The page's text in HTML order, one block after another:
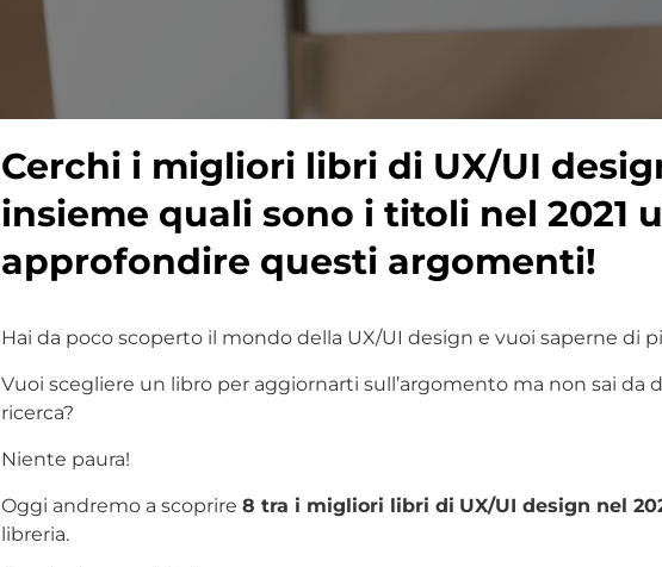
Cerchi i migliori libri di UX/UI
insieme quali sono i titoli nel 2021
approfondire questi argomenti!
Hai da poco scoperto il mondo della UX/UI design e vuoi saperne di
Vuoi scegliere un libro per aggiornarti sull’argomento ma non sai da
ricerca?
Niente paura!
Oggi andremo a scoprire 8 tra i migliori libri di UX/UI design nel
libreria.